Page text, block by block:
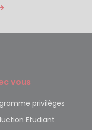
vous
privilèges
Etudiant